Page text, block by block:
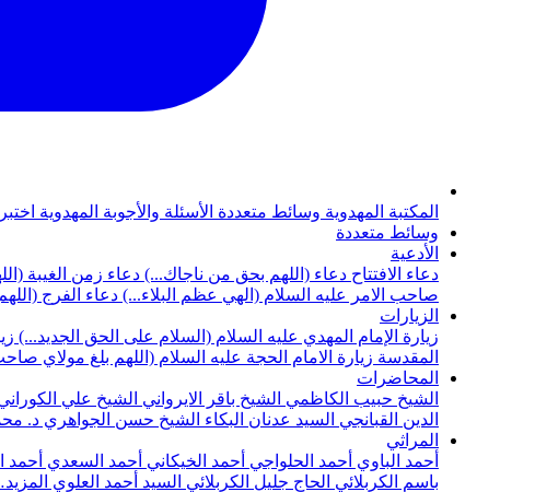
المكتبة المهدوية وسائط متعددة الأسئلة والأجوبة المهدوية
وسائط متعددة
الأدعية
دعاء الافتتاح دعاء (اللهم بحق من ناجاك...) دعاء زمن الغيبة
صاحب الامر عليه السلام (الهي عظم البلاء...) دعاء الفرج
الزيارات
زيارة الإمام المهدي عليه السلام (السلام على الحق الجديد...)
المقدسة زيارة الامام الحجة عليه السلام (اللهم بلغ مولاي
المحاضرات
الشيخ حبيب الكاظمي الشيخ باقر الايرواني الشيخ علي
الدين القبانجي السيد عدنان البكاء الشيخ حسن الجواهري د.
المراثي
أحمد الباوي أحمد الحلواجي أحمد الخيكاني أحمد السعدي أحمد
باسم الكربلائي الحاج جليل الكربلائي السيد أحمد العلوي